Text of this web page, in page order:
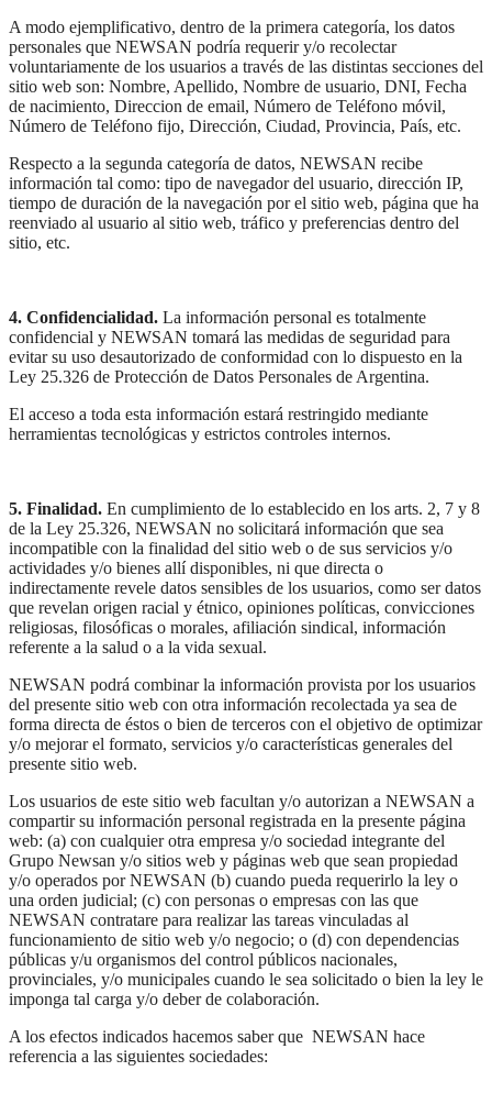
A modo ejemplificativo, dentro de la primera categoría, los datos
personales que NEWSAN podría requerir y/o recolectar
voluntariamente de los usuarios a través de las distintas secciones del
sitio web son: Nombre, Apellido, Nombre de usuario, DNI, Fecha
de nacimiento, Direccion de email, Número de Teléfono móvil,
Número de Teléfono fijo, Dirección, Ciudad, Provincia, País, etc.
Respecto a la segunda categoría de datos, NEWSAN recibe
información tal como: tipo de navegador del usuario, dirección IP,
tiempo de duración de la navegación por el sitio web, página que ha
reenviado al usuario al sitio web, tráfico y preferencias dentro del
sitio, etc.
4. Confidencialidad. La información personal es totalmente
confidencial y NEWSAN tomará las medidas de seguridad para
evitar su uso desautorizado de conformidad con lo dispuesto en la
Ley 25.326 de Protección de Datos Personales de Argentina.
El acceso a toda esta información estará restringido mediante
herramientas tecnológicas y estrictos controles internos.
5. Finalidad. En cumplimiento de lo establecido en los arts. 2, 7 y 8
de la Ley 25.326, NEWSAN no solicitará información que sea
incompatible con la finalidad del sitio web o de sus servicios y/o
actividades y/o bienes allí disponibles, ni que directa o
indirectamente revele datos sensibles de los usuarios, como ser datos
que revelan origen racial y étnico, opiniones políticas, convicciones
religiosas, filosóficas o morales, afiliación sindical, información
referente a la salud o a la vida sexual.
NEWSAN podrá combinar la información provista por los usuarios
del presente sitio web con otra información recolectada ya sea de
forma directa de éstos o bien de terceros con el objetivo de optimizar
y/o mejorar el formato, servicios y/o características generales del
presente sitio web.
Los usuarios de este sitio web facultan y/o autorizan a NEWSAN a
compartir su información personal registrada en la presente página
web: (a) con cualquier otra empresa y/o sociedad integrante del
Grupo Newsan y/o sitios web y páginas web que sean propiedad
y/o operados por NEWSAN (b) cuando pueda requerirlo la ley o
una orden judicial; (c) con personas o empresas con las que
NEWSAN contratare para realizar las tareas vinculadas al
funcionamiento de sitio web y/o negocio; o (d) con dependencias
públicas y/u organismos del control públicos nacionales,
provinciales, y/o municipales cuando le sea solicitado o bien la ley le
imponga tal carga y/o deber de colaboración.
A los efectos indicados hacemos saber que NEWSAN hace
referencia a las siguientes sociedades: